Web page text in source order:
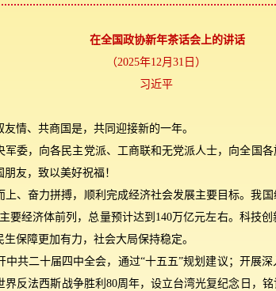
在全国政协新年茶话会上的讲话
（2025年12月31日）
习近平
情、共商国是，共同迎接新的一年。
委，向各民主党派、工商联和无党派人士，向全国
友，致以美好祝福！
上、奋力拼搏，顺利完成经济社会发展主要目标。我
要经济体前列，总量预计达到140万亿元左右。科技
保障更加有力，社会大局保持稳定。
共二十届四中全会，通过“十五五”规划建议；开展
反法西斯战争胜利80周年，设立台湾光复纪念日，